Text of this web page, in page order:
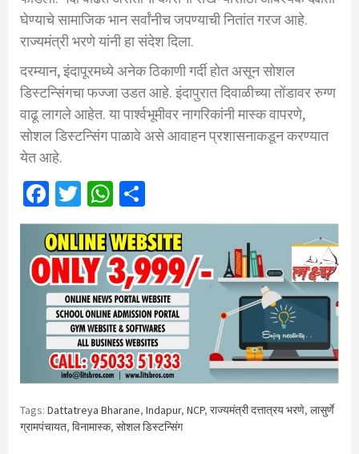
घेण्याचे सामाजिक भान सर्वांनीच जपण्याची नितांत गरज आहे.
राज्यमंत्री भरणे यांनी हा संदेश दिला.
दरम्यान, इंदापूरमध्ये अनेक ठिकाणी गर्दी होत असून सोशल
डिस्‍टन्सिंगचा फज्जा उडत आहे. इंदापुरात दिवाळीच्या तोंडावर रुग्ण
वाढू लागले आहेत. या पार्श्वभूमीवर नागरिकांनी मास्क वापरणे,
सोशल डिस्टन्सिंग पाळावे असे आवाहन प्रशासनाकडून करण्यात
येत आहे.
Facebook
TwitterWhatsApp
Tags: Dattatreya Bharane, Indapur, NCP, राज्यमंत्री दत्तात्रय भरणे, लासुर्णे
ग्रामपंचायत, विनामास्क, सोशल डिस्‍टन्सिंग